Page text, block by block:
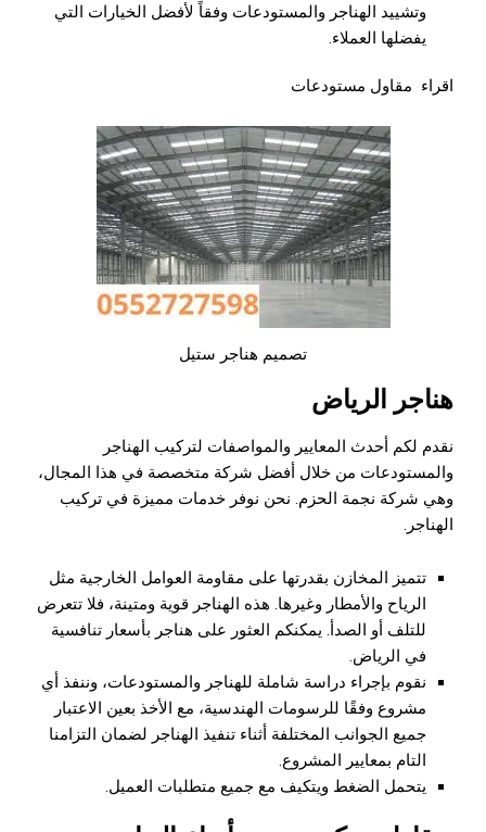
وتشييد الهناجر والمستودعات وفقاً لأفضل الخيارات التي
يفضلها العملاء.
اقراء مقاول مستودعات
تصميم هناجر ستيل
هناجر الرياض
نقدم لكم أحدث المعايير والمواصفات لتركيب الهناجر
والمستودعات من خلال أفضل شركة متخصصة في هذا المجال،
وهي شركة نجمة الحزم. نحن نوفر خدمات مميزة في تركيب
الهناجر.
تتميز المخازن بقدرتها على مقاومة العوامل الخارجية مثل
الرياح والأمطار وغيرها. هذه الهناجر قوية ومتينة، فلا تتعرض
للتلف أو الصدأ. يمكنكم العثور على هناجر بأسعار تنافسية
في الرياض.
نقوم بإجراء دراسة شاملة للهناجر والمستودعات، وننفذ أي
مشروع وفقًا للرسومات الهندسية، مع الأخذ بعين الاعتبار
جميع الجوانب المختلفة أثناء تنفيذ الهناجر لضمان التزامنا
التام بمعايير المشروع.
يتحمل الضغط ويتكيف مع جميع متطلبات العميل.